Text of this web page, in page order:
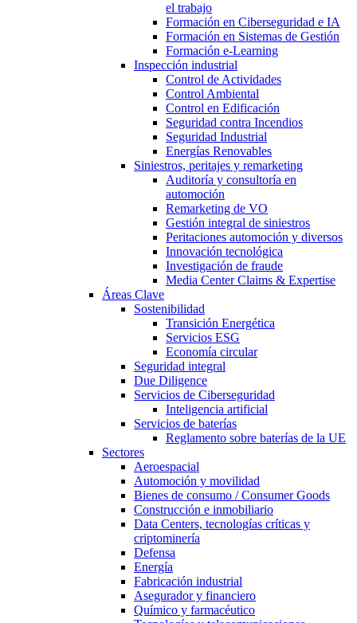
el trabajo
Formación en Ciberseguridad e IA
Formación en Sistemas de Gestión
Formación e-Learning
Inspección industrial
Control de Actividades
Control Ambiental
Control en Edificación
Seguridad contra Incendios
Seguridad Industrial
Energías Renovables
Siniestros, peritajes y remarketing
Auditoría y consultoría en
automoción
Remarketing de VO
Gestión integral de siniestros
Peritaciones automoción y diversos
Innovación tecnológica
Investigación de fraude
Media Center Claims & Expertise
Áreas Clave
Sostenibilidad
Transición Energética
Servicios ESG
Economía circular
Seguridad integral
Due Diligence
Servicios de Ciberseguridad
Inteligencia artificial
Servicios de baterías
Reglamento sobre baterías de la UE
Sectores
Aeroespacial
Automoción y movilidad
Bienes de consumo / Consumer Goods
Construcción e inmobiliario
Data Centers, tecnologías críticas y
criptominería
Defensa
Energía
Fabricación industrial
Asegurador y financiero
Químico y farmacéutico